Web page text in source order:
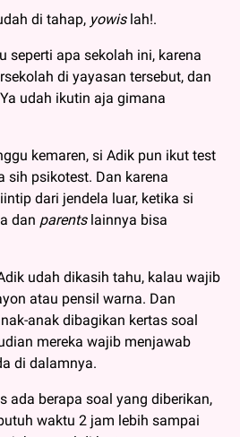
di tahap, yowis lah!.
seperti apa sekolah ini, karena
di yayasan tersebut, dan
udah ikutin aja gimana
kemaren, si Adik pun ikut test
sih psikotest. Dan karena
dari jendela luar, ketika si
dan parents lainnya bisa
udah dikasih tahu, kalau wajib
atau pensil warna. Dan
anak dibagikan kertas soal
mereka wajib menjawab
di dalamnya.
ada berapa soal yang diberikan,
waktu 2 jam lebih sampai